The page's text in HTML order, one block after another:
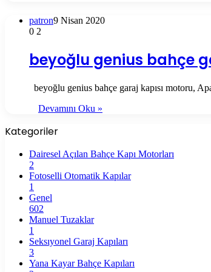
patron9 Nisan 2020
0 2
beyoğlu genius bahçe
beyoğlu genius bahçe garaj kapısı motoru,
Devamını Oku »
Kategoriler
Dairesel Açılan Bahçe Kapı Motorları
2
Fotoselli Otomatik Kapılar
1
Genel
602
Manuel Tuzaklar
1
Seksıyonel Garaj Kapıları
3
Yana Kayar Bahçe Kapıları